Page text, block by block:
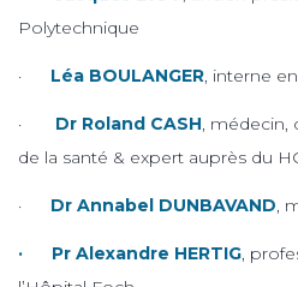
Polytechnique
· Léa BOULANGER, interne
· Dr Roland CASH, médecin,
de la santé & expert auprès du
· Dr Annabel DUNBAVAND,
· Pr Alexandre HERTIG,